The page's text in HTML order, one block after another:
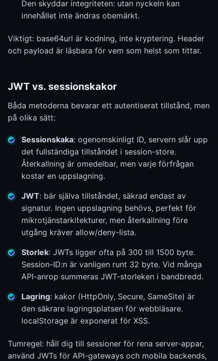
Den skyddar integriteten: utan nyckeln kan
innehållet inte ändras obemärkt.
Viktigt: base64url är kodning, inte kryptering. Header
och payload är läsbara för vem som helst som tittar.
JWT vs. sessionskakor
Båda metoderna bevarar ett autentiserat tillstånd, men
på olika sätt:
Sessionskaka: ogenomskinligt ID, servern slår upp
det fullständiga tillståndet i session-store.
Återkallning är omedelbar, men varje förfrågan
kostar en uppslagning.
JWT: bär själva tillståndet, säkrad endast av
signatur. Ingen uppslagning behövs, perfekt för
mikrotjänstarkitekturer, men återkallning före
utgång kräver allow/deny-lista.
Storlek: JWTs ligger ofta på 300 till 1500 byte.
Session-ID:n är vanligen runt 32 byte. Vid många
API-anrop summeras JWT-storleken i bandbredd.
Lagring: kakor (HttpOnly, Secure, SameSite) är
den säkrare lagringsplatsen för webbläsare.
localStorage är exponerat för XSS.
Tumregel: håll dig till sessioner för rena server-appar,
använd JWTs för API-gateways och mobila backends,